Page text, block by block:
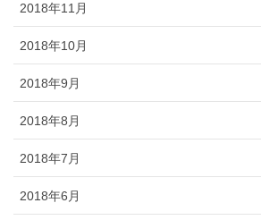
2018年11月
2018年10月
2018年9月
2018年8月
2018年7月
2018年6月